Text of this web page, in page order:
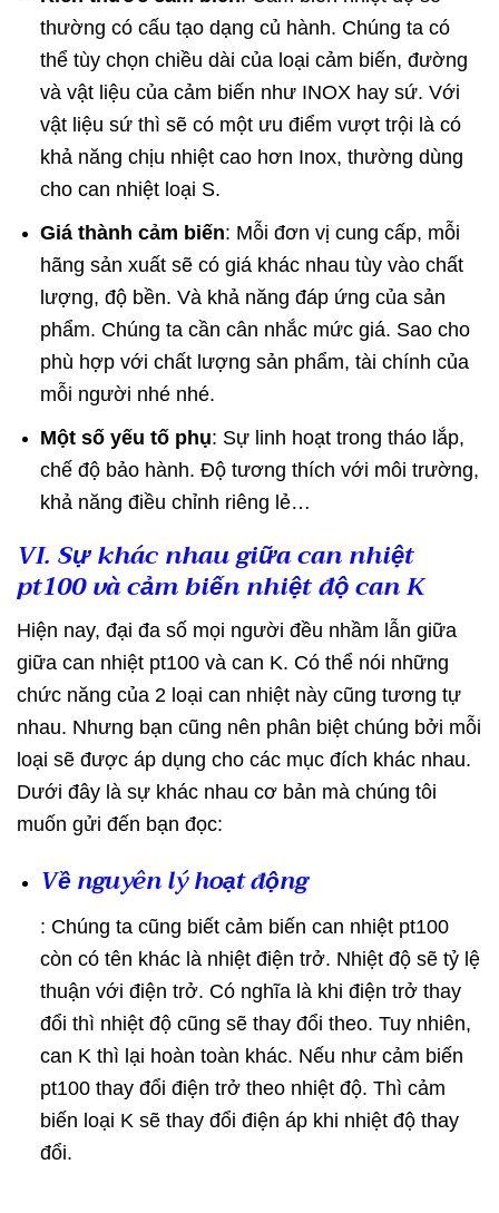
thường có cấu tạo dạng củ hành. Chúng ta có
thể tùy chọn chiều dài của loại cảm biến, đường
và vật liệu của cảm biến như INOX hay sứ. Với
vật liệu sứ thì sẽ có một ưu điểm vượt trội là có
khả năng chịu nhiệt cao hơn Inox, thường dùng
cho can nhiệt loại S.
Giá thành cảm biến: Mỗi đơn vị cung cấp, mỗi
hãng sản xuất sẽ có giá khác nhau tùy vào chất
lượng, độ bền. Và khả năng đáp ứng của sản
phẩm. Chúng ta cần cân nhắc mức giá. Sao cho
phù hợp với chất lượng sản phẩm, tài chính của
mỗi người nhé nhé.
Một số yếu tố phụ: Sự linh hoạt trong tháo lắp,
chế độ bảo hành. Độ tương thích với môi trường,
khả năng điều chỉnh riêng lẻ…
VI. Sự khác nhau giữa can nhiệt
pt100 và cảm biến nhiệt độ can K
Hiện nay, đại đa số mọi người đều nhầm lẫn giữa
giữa can nhiệt pt100 và can K. Có thể nói những
chức năng của 2 loại can nhiệt này cũng tương tự
nhau. Nhưng bạn cũng nên phân biệt chúng bởi mỗi
loại sẽ được áp dụng cho các mục đích khác nhau.
Dưới đây là sự khác nhau cơ bản mà chúng tôi
muốn gửi đến bạn đọc:
Về nguyên lý hoạt động
: Chúng ta cũng biết cảm biến can nhiệt pt100
còn có tên khác là nhiệt điện trở. Nhiệt độ sẽ tỷ lệ
thuận với điện trở. Có nghĩa là khi điện trở thay
đổi thì nhiệt độ cũng sẽ thay đổi theo. Tuy nhiên,
can K thì lại hoàn toàn khác. Nếu như cảm biến
pt100 thay đổi điện trở theo nhiệt độ. Thì cảm
biến loại K sẽ thay đổi điện áp khi nhiệt độ thay
đổi.